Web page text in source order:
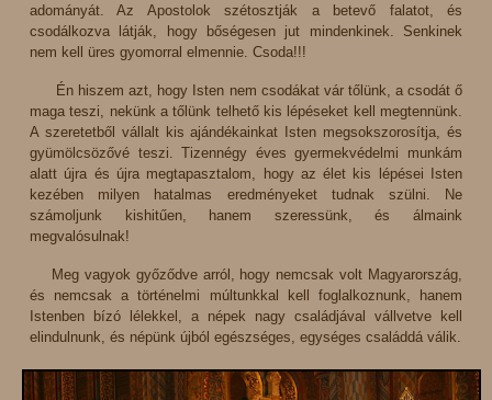
adományát. Az Apostolok szétosztják a betevő falatot, és
csodálkozva látják, hogy bőségesen jut mindenkinek. Senkinek
nem kell üres gyomorral elmennie. Csoda!!!
Én hiszem azt, hogy Isten nem csodákat vár tőlünk, a csodát ő
maga teszi, nekünk a tőlünk telhető kis lépéseket kell megtennünk.
A szeretetből vállalt kis ajándékainkat Isten megsokszorosítja, és
gyümölcsözővé teszi. Tizennégy éves gyermekvédelmi munkám
alatt újra és újra megtapasztalom, hogy az élet kis lépései Isten
kezében milyen hatalmas eredményeket tudnak szülni. Ne
számoljunk kishitűen, hanem szeressünk, és álmaink
megvalósulnak!
Meg vagyok győződve arról, hogy nemcsak volt Magyarország,
és nemcsak a történelmi múltunkkal kell foglalkoznunk, hanem
Istenben bízó lélekkel, a népek nagy családjával vállvetve kell
elindulnunk, és népünk újból egészséges, egységes családdá válik.